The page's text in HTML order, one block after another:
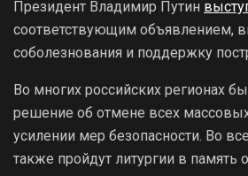
Президент Владимир Путин
соответствующим объявлением,
соболезнования и поддержку
Во многих российских регионах
решение об отмене всех
усилении мер безопасности. Во
также пройдут литургии в память